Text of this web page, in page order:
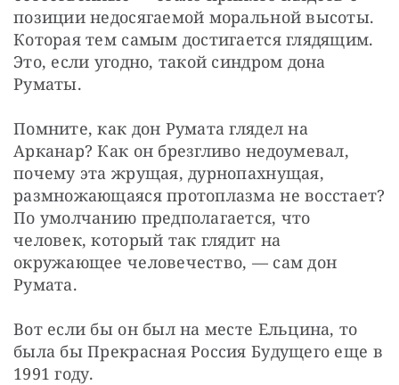
позиции недосягаемой моральной высоты.
Которая тем самым достигается глядящим.
Это, если угодно, такой синдром дона
Руматы.
Помните, как дон Румата глядел на
Арканар? Как он брезгливо недоумевал,
почему эта жрущая, дурнопахнущая,
размножающаяся протоплазма не восстает?
По умолчанию предполагается, что
человек, который так глядит на
окружающее человечество, — сам дон
Румата.
Вот если бы он был на месте Ельцина, то
была бы Прекрасная Россия Будущего еще в
1991 году.